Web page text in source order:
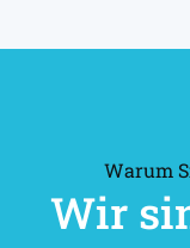
Warum
Wir